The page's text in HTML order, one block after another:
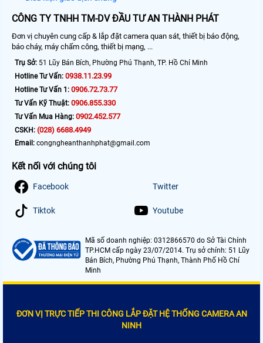
CÔNG TY TNHH TM-DV ĐẦU TƯ AN THÀNH PHÁT
Đơn vị chuyên cung cấp & lắp đặt camera quan sát, thiết bị báo động,
báo cháy, máy chấm công, thiết bị mạng, ...
Trụ Sở: 51 Lũy Bán Bích, Phường Phú Thạnh, TP. Hồ Chí Minh
Hotline Tư Vấn: 0938.11.23.99
Hotline Tư Vấn 1: 0906.72.73.77
Tư Vấn Kỹ Thuật: 0906.855.330
Tư Vấn Mua Hàng: 0902.452.577
CSKH: (028) 6688.4949
Email: congngheanthanhphat@gmail.com
Kết nối với chúng tôi
Facebook Twitter
Tiktok Youtube
Mã số doanh nghiệp: 0312866570 do Sở Tài Chính
TP.HCM cấp ngày 23/07/2014. Trụ sở chính: 51 Lũy
Bán Bích, Phường Phú Thạnh, Thành Phố Hồ Chí
Minh
ĐƠN VỊ TRỰC TIẾP THI CÔNG LẮP ĐẶT HỆ THỐNG CAMERA AN
NINH